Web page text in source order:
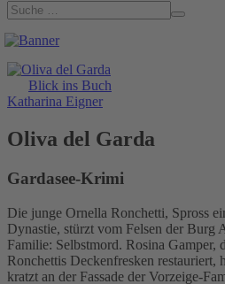
Blick ins Buch
Katharina Eigner
Oliva del Garda
Gardasee-Krimi
Die junge Ornella Ronchetti, Spross
Dynastie, stürzt vom Felsen der Burg
Familie: Selbstmord. Rosina Gamper,
Ronchettis Deckenfresken restauriert,
kratzt an der Fassade der Vorzeige-